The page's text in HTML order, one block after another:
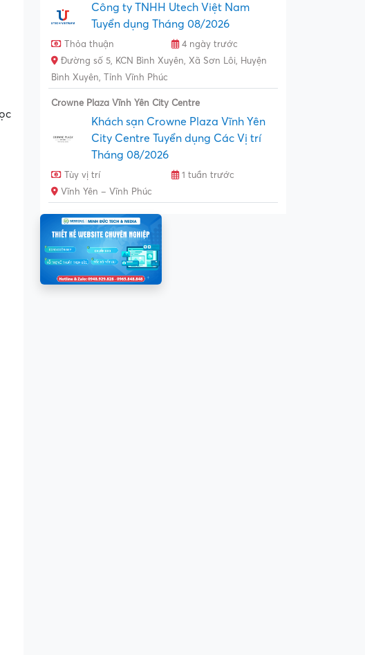
Công ty TNHH Utech Việt Nam
Tuyển dụng Tháng 08/2026
Thỏa thuận
4 ngày trước
Đường số 5, KCN Bình Xuyên, Xã Sơn Lôi, Huyện
Bình Xuyên, Tỉnh Vĩnh Phúc
Crowne Plaza Vĩnh Yên City Centre
Khách sạn Crowne Plaza Vĩnh Yên
City Centre Tuyển dụng Các Vị trí
Tháng 08/2026
Tùy vị trí
1 tuần trước
Vĩnh Yên – Vĩnh Phúc